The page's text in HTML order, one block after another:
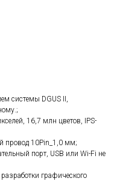
системы DGUS II,
16,7 млн цветов, IPS-
провод 10Pin_1,0 мм;
порт, USB или Wi-Fi не
графического